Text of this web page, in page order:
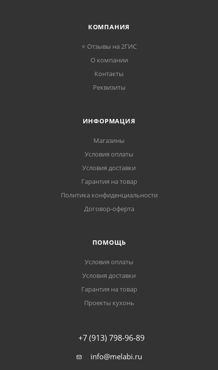
КОМПАНИЯ
⭐ Отзывы на 2ГИС
О компании
Контакты
Реквизиты
ИНФОРМАЦИЯ
Магазины
Условия оплаты
Условия доставки
Гарантия на товар
Политика конфиденциальности
Договор-оферта
ПОМОЩЬ
Условия оплаты
Условия доставки
Гарантия на товар
Проекты кухонь
+7 (913) 798-96-89
info@melabi.ru